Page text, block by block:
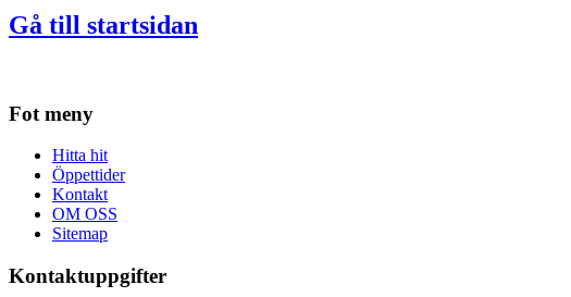
Gå till startsidan
Fot meny
Hitta hit
Öppettider
Kontakt
OM OSS
Sitemap
Kontaktuppgifter